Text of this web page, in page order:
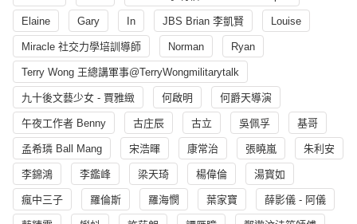
Elaine Gary In JBS Brian 李凱賢 Louise
Miracle 社交力學培訓導師 Norman Ryan
Terry Wong 王總講軍事@TerryWongmilitarytalk
九十後文藝少女 - 賈雅緻 何啟明 何爵天導演
午夜工作者 Benny 古庄辰 古立 吳佩孚 基哥
孟希璘 Ball Mang 宋浩暉 康常治 張曉嵐 朱利安
李錦鴻 李鑑峰 梁天琦 楊偉倫 湯寳如
瘋中三子 羅倫斯 羅海憫 葉家寶 薛影儀 - 阿儀